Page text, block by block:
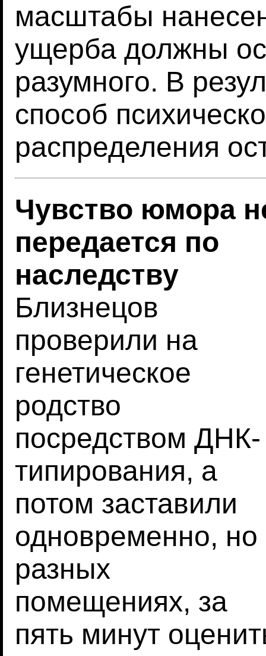
масштабы
ущерба должны
разумного. В
способ
распределения
Чувство юмора
передается по
наследству
Близнецов
проверили на
генетическое
родство
посредством ДНК-
типирования, а
потом заставили
одновременно, но
разных
помещениях, за
пять минут